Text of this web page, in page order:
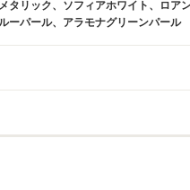
タリック、ソフィアホワイト、ロア
ーパール、アラモナグリーンパール